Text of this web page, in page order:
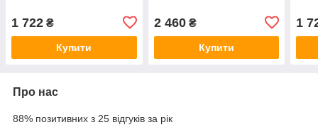
1 722 ₴
Купити
2 460₴
Купити
1
Про нас
88% позитивних з 25 відгуків за рік